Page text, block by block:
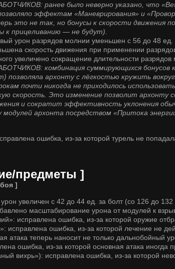
ранее было неверно указано, что
эффектам «Маневрирования» и
это не так, но бонусы к скорости движения
к прицеливанию — не будут).
урон разрядов молнии уменьшен с 56 до 48 ед.
скорость движения при применении
увеличено сокращение длительности разрядов
комбинация суммирующихся бонусов
позволяла архонту с лёгкостью кружить
почти никогда не приходилось
скорость. Это изменение позволит архонту
и сократит эффективность уклонения
модулей архонта посредством «Притока
ошибка, из-за которой турель не
предметы ]
]
увеличен с 42 до 44 ед. за болт (со 126 до 132
масштабирование урона от модулей к
исправлена ошибка, из-за которой оружие
исправлена ошибка, из-за которой лечение не
атака теперь наносит не только дальнобойный
ошибка, из-за которой основная атака иногда
вихрь»): исправлена ошибка, из-за которой